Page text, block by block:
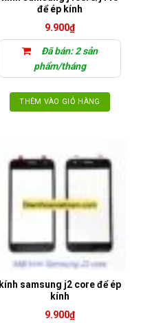
để ép kính
9.900₫
Đã bán: 2 sản
phẩm/tháng
THÊM VÀO GIỎ HÀNG
kính samsung j2 core để ép
kính
9.900₫